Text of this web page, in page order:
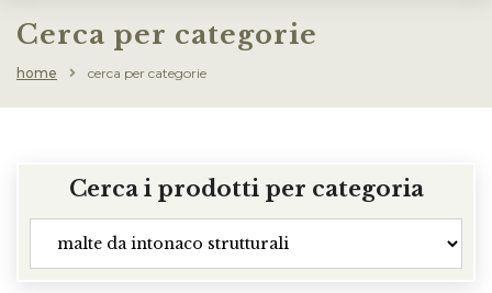
Cerca per categorie
home cerca per categorie
Cerca i prodotti per categoria